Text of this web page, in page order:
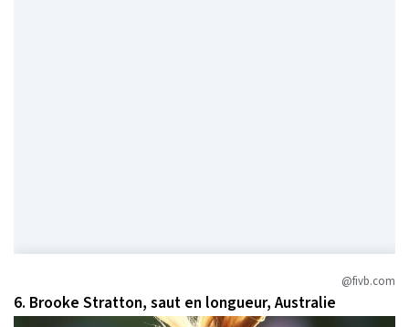
@fivb.com
6. Brooke Stratton, saut en longueur, Australie